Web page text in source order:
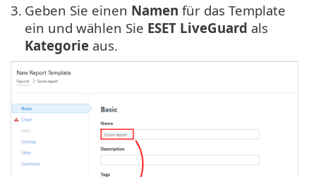
3. Geben Sie einen Namen für das Template
ein und wählen Sie ESET LiveGuard als
Kategorie aus.